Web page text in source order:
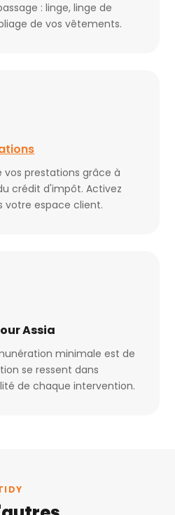
: linge, linge de
de vos vêtements.
vos prestations grâce à
crédit d'impôt. Activez
votre espace client.
Assia
minimale est de
se ressent dans
de chaque intervention.